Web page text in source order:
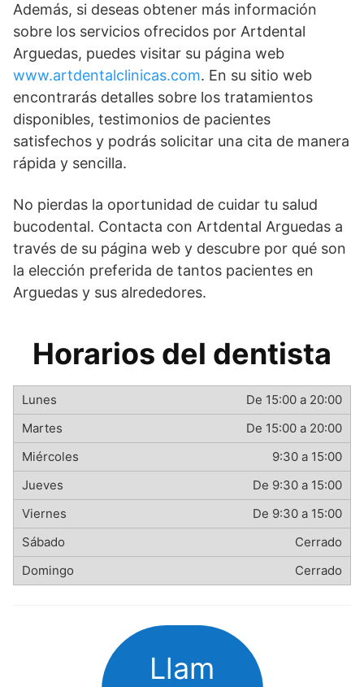
Además, si deseas obtener más información
sobre los servicios ofrecidos por Artdental
Arguedas, puedes visitar su página web
www.artdentalclinicas.com. En su sitio web
encontrarás detalles sobre los tratamientos
disponibles, testimonios de pacientes
satisfechos y podrás solicitar una cita de manera
rápida y sencilla.
No pierdas la oportunidad de cuidar tu salud
bucodental. Contacta con Artdental Arguedas a
través de su página web y descubre por qué son
la elección preferida de tantos pacientes en
Arguedas y sus alrededores.
Horarios del dentista
De 15:00 a 20:00
De 15:00 a 20:00
9:30 a 15:00
De 9:30 a 15:00
De 9:30 a 15:00
Cerrado
Cerrado
Llam